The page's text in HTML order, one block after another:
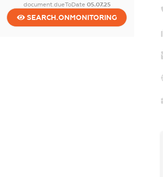
document.dueToDate 05.07.25
SEARCH.ONMONITORING